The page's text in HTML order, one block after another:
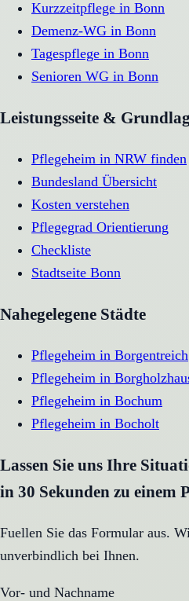
Kurzzeitpflege in Bonn
Demenz-WG in Bonn
Tagespflege in Bonn
Senioren WG in Bonn
Leistungsseite &
Pflegeheim in NRW finden
Bundesland Übersicht
Kosten verstehen
Pflegegrad Orientierung
Checkliste
Stadtseite Bonn
Nahegelegene Städte
Pflegeheim in Borgentreich
Pflegeheim in
Pflegeheim in Bochum
Pflegeheim in Bocholt
Lassen Sie uns Ihre
in 30 Sekunden zu einem
Fuellen Sie das Formular aus.
unverbindlich bei Ihnen.
Vor- und Nachname